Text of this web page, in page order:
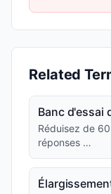
Related
Banc d'essai
Réduisez de
réponses …